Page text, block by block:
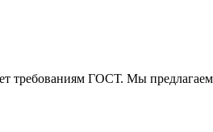
требованиям ГОСТ. Мы